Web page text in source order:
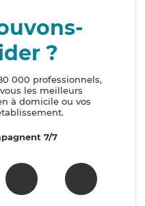
?
000 professionnels,
les meilleurs
à domicile ou vos
7/7